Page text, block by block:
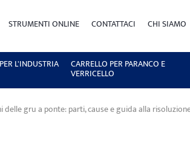
STRUMENTI ONLINE CONTATTACI CHI SIAMO
L'INDUSTRIA CARRELLO PER PARANCO E
VERRICELLO
delle gru a ponte: parti, cause e guida alla